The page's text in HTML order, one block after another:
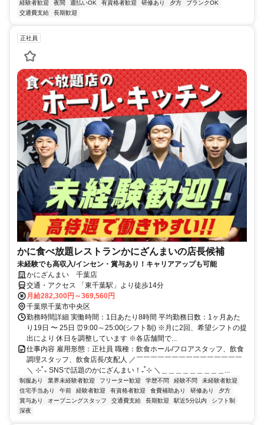
経験者歓迎 夜間 週払いOK 有資格者歓迎 研修あり 夕方
ブランクOK
交通費支給
長期歓迎
正社員
かに食べ放題レストランかにざんまいの店長候補
未経験でも高収入/インセン・賞与あり！キャリアアップも可能
かにざんまい 千葉店
交通・アクセス 「東千葉駅」より徒歩14分
月給282,300円～369,560円
千葉県千葉市中央区
勤務時間詳細 実働時間：1日あたり8時間 平均勤務日数：1ヶ月あた
り19日 〜 25日 ⏰9:00～25:00(シフト制) ※月に2回、希望シフトの提
出により 休日を調整しています ※各店舗間で...
仕事内容 雇用形態：正社員 職種：飲食ホール/フロアスタッフ、飲食
調理スタッフ、飲食店長/支配人 ／￣￣￣￣￣￣￣￣￣￣￣￣￣￣￣
＼ ⊹˚₊ SNSで話題のかにざんまい！₊˚⊹ ＼＿＿＿＿＿＿＿＿＿...
制服あり 業界未経験者歓迎 フリーター歓迎 学歴不問 経験不問
未経験者歓迎
住宅手当あり
午前 経験者歓迎 有資格者歓迎 食費補助あり 研修あり
夕方
賞与あり
オープニングスタッフ 交通費支給 長期歓迎 駅近5分以内
シフト制
深夜